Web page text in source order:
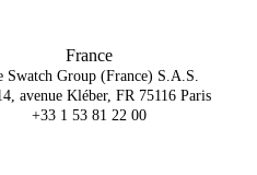
France
Swatch Group (France) S.A.S.
avenue Kléber, FR 75116 Paris
+33 1 53 81 22 00